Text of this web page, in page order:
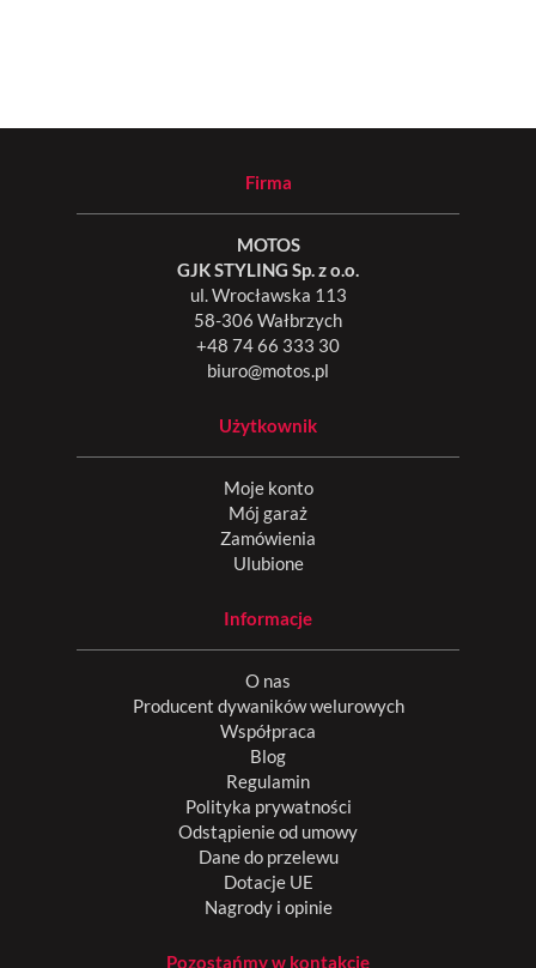
Firma
MOTOS
GJK STYLING Sp. z o.o.
ul. Wrocławska 113
58-306 Wałbrzych
+48 74 66 333 30
biuro@motos.pl
Użytkownik
Moje konto
Mój garaż
Zamówienia
Ulubione
Informacje
O nas
Producent dywaników welurowych
Współpraca
Blog
Regulamin
Polityka prywatności
Odstąpienie od umowy
Dane do przelewu
Dotacje UE
Nagrody i opinie
Pozostańmy w kontakcie